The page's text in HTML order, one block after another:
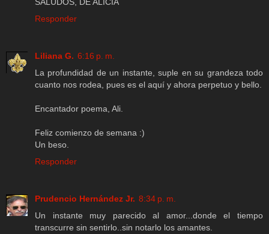
Responder
Liliana G. 6:16 p. m.
La profundidad de un instante, suple en su grandeza todo
cuanto nos rodea, pues es el aquí y ahora perpetuo y bello.
Encantador poema, Ali.
Feliz comienzo de semana :)
Un beso.
Responder
Prudencio Hernández Jr. 8:34 p. m.
Un instante muy parecido al amor...donde el tiempo
transcurre sin sentirlo..sin notarlo los amantes.